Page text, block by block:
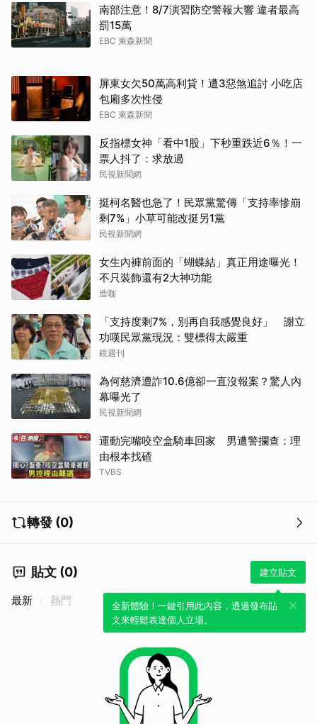
南部注意！8/7演習防空警報大響 違者最高
罰15萬
EBC 東森新聞
屏東女欠50萬高利貸！遭3惡煞追討 小吃店
包廂多次性侵
EBC 東森新聞
反指標女神「看中1股」下秒重跌近6％！一
票人抖了：求放過
民視新聞網
挺柯名醫也急了！民眾黨驚傳「支持率慘崩
剩7%」小草可能改挺另1黨
民視新聞網
女生內褲前面的「蝴蝶結」真正用途曝光！
不只裝飾還有2大神功能
造咖
「支持度剩7%，別再自我感覺良好」 謝立
功嘆民眾黨現況：雙標得太嚴重
鏡週刊
為何慈濟遭詐10.6億卻一直沒報案？驚人內
幕曝光了
民視新聞網
運動完嘴咬空盒騎車回家 男遭警攔查：理
由根本找碴
TVBS
轉發 (0)
貼文 (0) 建立貼文
全新體驗！一鍵引用此內容，透過發布貼
文來輕鬆表達個人立場。
最新 熱門